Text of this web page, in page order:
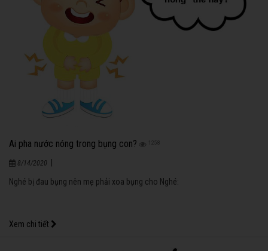
Ai pha nước nóng trong bụng con? 1258
8/14/2020
Nghé bị đau bụng nên mẹ phải xoa bụng cho Nghé:
Xem chi tiết